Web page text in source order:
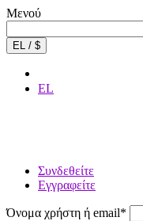
Μενού
για:EL / $
EL
Συνδεθείτε
Εγγραφείτε
Όνομα χρήστη ή email*